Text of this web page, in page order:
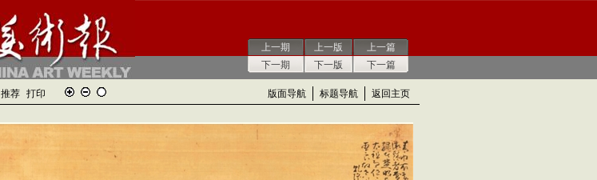
上一期
下一期
上一版
下一版
上一篇
下一篇
推荐 打印 版面导航 标题导航 返回主页